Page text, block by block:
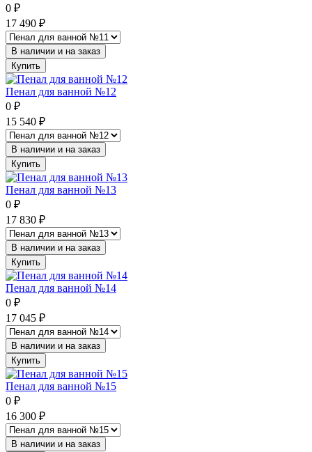
0 ₽
17 490 ₽
В наличии и на заказ
Купить
Пенал для ванной №12
0 ₽
15 540 ₽
В наличии и на заказ
Купить
Пенал для ванной №13
0 ₽
17 830 ₽
В наличии и на заказ
Купить
Пенал для ванной №14
0 ₽
17 045 ₽
В наличии и на заказ
Купить
Пенал для ванной №15
0 ₽
16 300 ₽
В наличии и на заказ